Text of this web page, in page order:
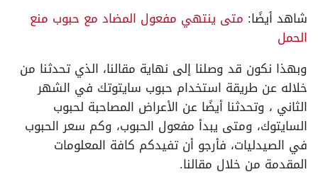
شاهد أيضًا: متى ينتهي مفعول المضاد مع حبوب منع
الحمل
وبهذا نكون قد وصلنا إلى نهاية مقالنا، الذي تحدثنا من
خلاله عن طريقة استخدام حبوب سايتوتك في الشهر
الثاني ، وتحدثنا أيضًا عن الأعراض المصاحبة لحبوب
السايتوك، ومتى يبدأ مفعول الحبوب، وكم سعر الحبوب
في الصيدليات، فأرجو أن تفيدكم كافة المعلومات
المقدمة من خلال مقالنا.